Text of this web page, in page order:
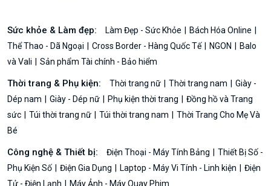
Sức khỏe & Làm đẹp: Làm Đẹp - Sức Khỏe
Bách Hóa Online
Thể Thao - Dã Ngoại
Cross Border - Hàng Quốc Tế NGON
Balo
và Vali
Sản phẩm Tài chính - Bảo hiểm
Thời trang & Phụ kiện: Thời trang nữ Thời trang nam
Giày -
Dép nam
Giày - Dép nữ Phụ kiện thời trang
Đồng hồ và Trang
sức
Túi thời trang nữ Túi thời trang nam
Thời Trang Cho Mẹ Và
Bé
Công nghệ & Thiết bị: Điện Thoại - Máy Tính Bảng
Thiết Bị Số -
Phụ Kiện Số
Điện Gia Dụng Laptop - Máy Vi Tính - Linh kiện
Điện
Tử - Điện Lạnh
Máy Ảnh - Máy Quay Phim